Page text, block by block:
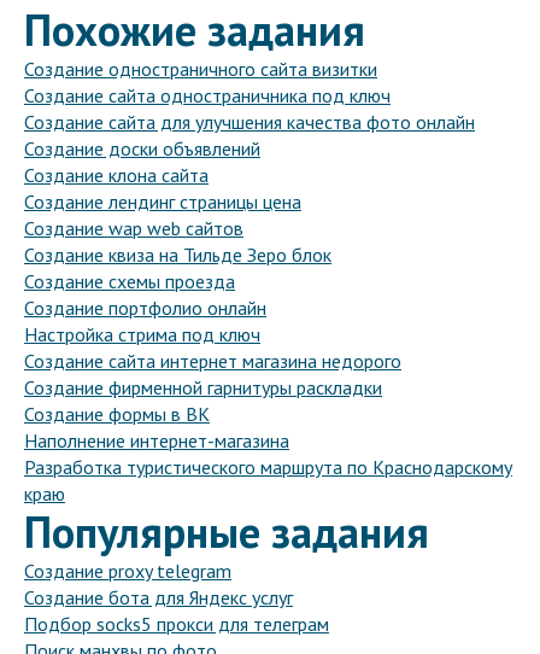
Похожие задания
Создание одностраничного сайта визитки
Создание сайта одностраничника под ключ
Создание сайта для улучшения качества фото онлайн
Создание доски объявлений
Создание клона сайта
Создание лендинг страницы цена
Создание wap web сайтов
Создание квиза на Тильде Зеро блок
Создание схемы проезда
Создание портфолио онлайн
Настройка стрима под ключ
Создание сайта интернет магазина недорого
Создание фирменной гарнитуры раскладки
Создание формы в ВК
Наполнение интернет-магазина
Разработка туристического маршрута по Краснодарскому
краю
Популярные задания
Создание proxy telegram
Создание бота для Яндекс услуг
Подбор socks5 прокси для телеграм